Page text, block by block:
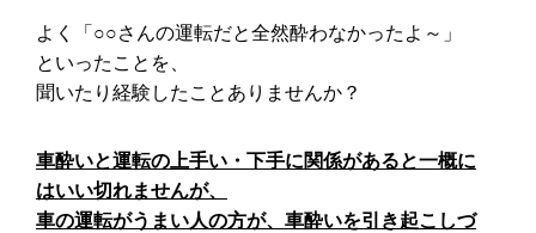
よく「○○さんの運転だと全然酔わなかったよ～」
といったことを、
聞いたり経験したことありませんか？
車酔いと運転の上手い・下手に関係があると一概に
はいい切れませんが、
車の運転がうまい人の方が、車酔いを引き起こしづ